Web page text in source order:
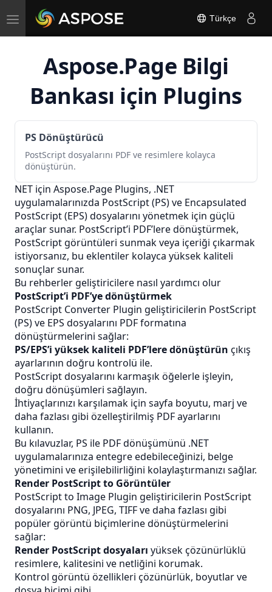
Toggle
navigation
Türkçe
Aspose.Page Bilgi
Bankası için Plugins
PS Dönüştürücü
PostScript dosyalarını PDF ve resimlere kolayca
dönüştürün.
NET için Aspose.Page Plugins, .NET
uygulamalarınızda PostScript (PS) ve Encapsulated
PostScript (EPS) dosyalarını yönetmek için güçlü
araçlar sunar. PostScript’i PDF’lere dönüştürmek,
PostScript görüntüleri sunmak veya içeriği çıkarmak
istiyorsanız, bu eklentiler kolayca yüksek kaliteli
sonuçlar sunar.
Bu rehberler geliştiricilere nasıl yardımcı olur
PostScript’i PDF’ye dönüştürmek
PostScript Converter Plugin geliştiricilerin PostScript
(PS) ve EPS dosyalarını PDF formatına
dönüştürmelerini sağlar:
PS/EPS’i yüksek kaliteli PDF’lere dönüştürün çıkış
ayarlarının doğru kontrolü ile.
PostScript dosyalarını karmaşık öğelerle işleyin,
doğru dönüşümleri sağlayın.
İhtiyaçlarınızı karşılamak için sayfa boyutu, marj ve
daha fazlası gibi özelleştirilmiş PDF ayarlarını
kullanın.
Bu kılavuzlar, PS ile PDFdönüşümünü .NET
uygulamalarınıza entegre edebileceğinizi, belge
yönetimini ve erişilebilirliğini kolaylaştırmanızı sağlar.
Render PostScript to Görüntüler
PostScript to Image Plugin geliştiricilerin PostScript
dosyalarını PNG, JPEG, TIFF ve daha fazlası gibi
popüler görüntü biçimlerine dönüştürmelerini
sağlar:
Render PostScript dosyaları yüksek çözünürlüklü
resimlere, kalitesini ve netliğini korumak.
Kontrol görüntü özellikleri çözünürlük, boyutlar ve